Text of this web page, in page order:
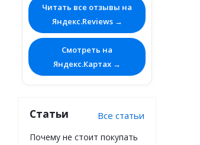
Читать все отзывы на
Яндекс.Reviews →
Смотреть на
Яндекс.Картах →
Статьи Все статьи
Почему не стоит покупать